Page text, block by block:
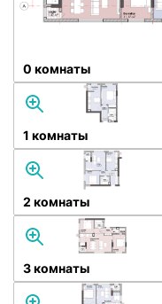
0 комнаты
1 комнаты
2 комнаты
3 комнаты